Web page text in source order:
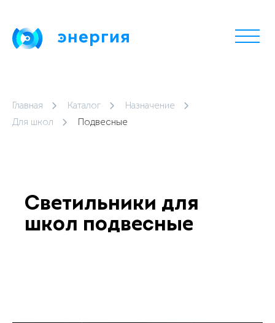
Главная Каталог
Назначение
Для школ
Подвесные
Светильники для
школ подвесные